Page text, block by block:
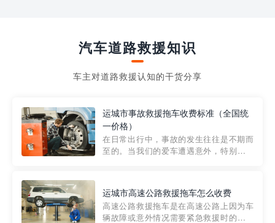
汽车道路救援知识
车主对道路救援认知的干货分享
运城市事故救援拖车收费标准（全国统
一价格）
在日常出行中，事故的发生往往是不期而
至的。当我们的爱车遭遇意外，特别是在
细解析一下市区事故救援拖车的收费标
准，以及在选用拖车服务时应注...
运城市高速公路救援拖车怎么收费
高速公路救援拖车是在高速公路上因为车
辆故障或意外情况需要紧急救援时的必备